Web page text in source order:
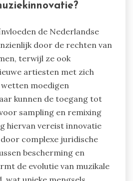
de Nederlandse
door de rechten van
terwijl ze ook
artiesten met zich
moedigen
kunnen de toegang tot
sampling en remixing
hiervan vereist innovatie
complexe juridische
bescherming en
de evolutie van muzikale